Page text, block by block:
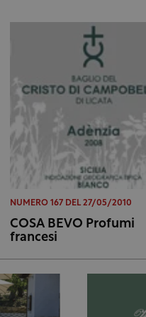
NUMERO 167 DEL 27/05/2010
COSA BEVO Profumi
francesi